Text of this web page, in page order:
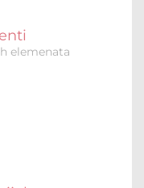
elemenata